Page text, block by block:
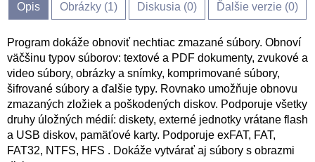
Opis Obrázky (1) Diskusia (0) Ďalšie verzie (0)
Program dokáže obnoviť nechtiac zmazané súbory. Obnoví
väčšinu typov súborov: textové a PDF dokumenty, zvukové a
video súbory, obrázky a snímky, komprimované súbory,
šifrované súbory a ďalšie typy. Rovnako umožňuje obnovu
zmazaných zložiek a poškodených diskov. Podporuje všetky
druhy úložných médií: diskety, externé jednotky vrátane flash
a USB diskov, pamäťové karty. Podporuje exFAT, FAT,
FAT32, NTFS, HFS . Dokáže vytvárať aj súbory s obrazmi